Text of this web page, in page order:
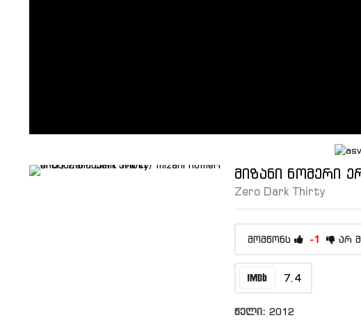
მიზანი ნომერი
Zero Dark Thirty
მომწონს -1 არ
7.4
წელი: 2012